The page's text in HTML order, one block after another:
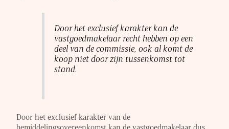
Door het exclusief karakter kan de
vastgoedmakelaar recht hebben op een
deel van de commissie, ook al komt de
koop niet door zijn tussenkomst tot
stand.
Door het exclusief karakter van de